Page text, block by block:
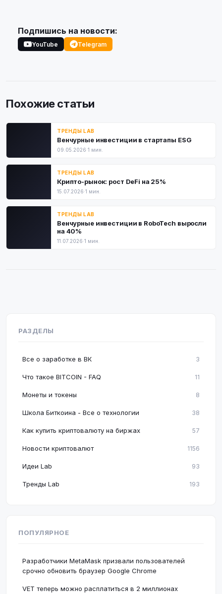
Подпишись на новости:
YouTube Telegram
Похожие статьи
ТРЕНДЫ LAB
Венчурные инвестиции в стартапы ESG
09.05.2026·1 мин.
ТРЕНДЫ LAB
Крипто-рынок: рост DeFi на 25%
15.07.2026·1 мин.
ТРЕНДЫ LAB
Венчурные инвестиции в RoboTech выросли
на 40%
11.07.2026·1 мин.
РАЗДЕЛЫ
Все о заработке в ВК 3
Что такое BITCOIN - FAQ 11
Монеты и токены 8
Школа Биткоина - Все о технологии 38
Как купить криптовалюту на биржах 57
Новости криптовалют 1156
Идеи Lab 93
Тренды Lab 193
ПОПУЛЯРНОЕ
Разработчики MetaMask призвали пользователей
срочно обновить браузер Google Chrome
VET теперь можно расплатиться в 2 миллионах